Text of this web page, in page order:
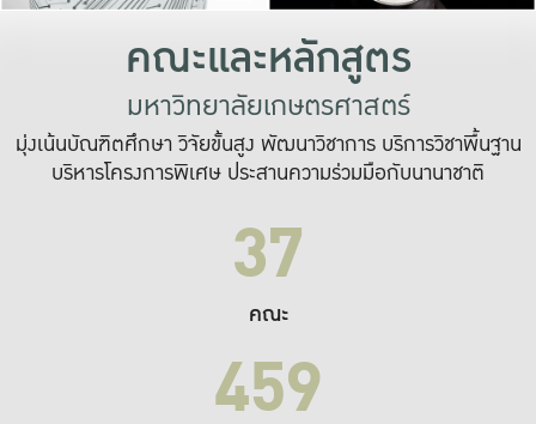
คณะและหลักสูตร
มหาวิทยาลัยเกษตรศาสตร์
มุ่งเน้นบัณฑิตศึกษา วิจัยขั้นสูง พัฒนาวิชาการ บริการวิชาพื้นฐาน
บริหารโครงการพิเศษ ประสานความร่วมมือกับนานาชาติ
37
คณะ
459